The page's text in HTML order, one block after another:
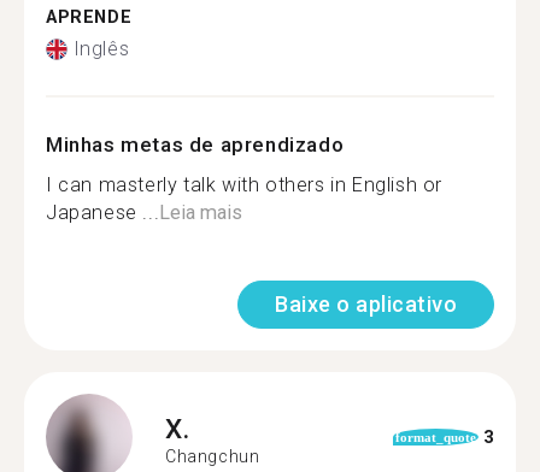
APRENDE
Inglês
Minhas metas de aprendizado
I can masterly talk with others in English or
Japanese ...Leia mais
Baixe o aplicativo
X.
Changchun
format_quote 3